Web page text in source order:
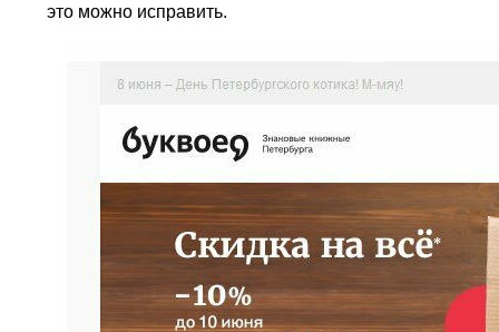
это можно исправить.